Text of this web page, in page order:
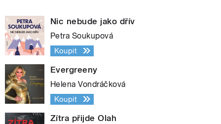
Nic nebude jako dřív
Petra Soukupová
Koupit
Evergreeny
Helena Vondráčková
Koupit
Zítra přijde Olah